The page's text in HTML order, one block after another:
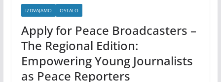
IZDVAJAMO OSTALO
Apply for Peace Broadcasters –
The Regional Edition:
Empowering Young Journalists
as Peace Reporters